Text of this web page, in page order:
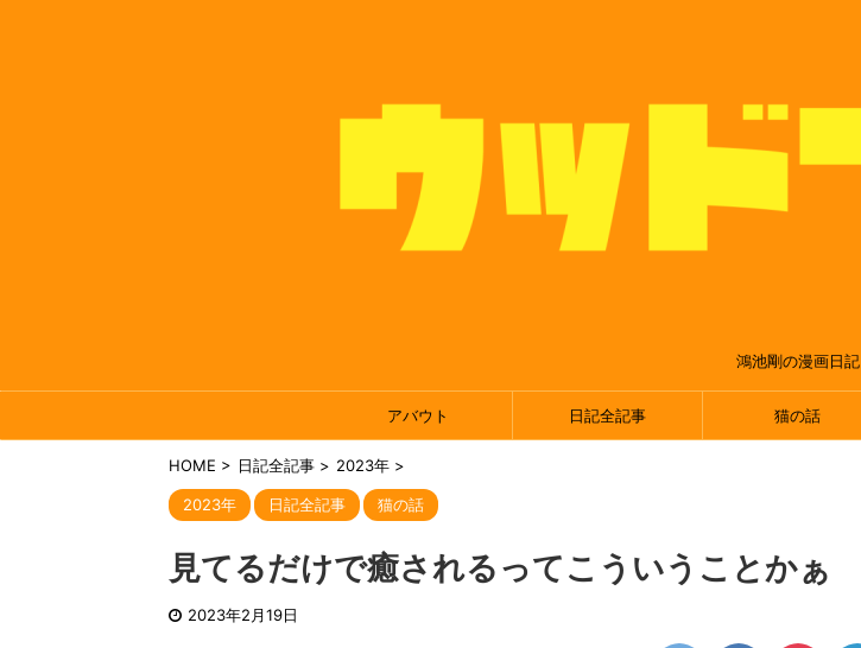
鴻池剛の漫画日記
アバウト 日記全記事 猫の話
HOME > 日記全記事 > 2023年 >
2023年 日記全記事 猫の話
見てるだけで癒されるってこういうことかぁ
2023年2月19日